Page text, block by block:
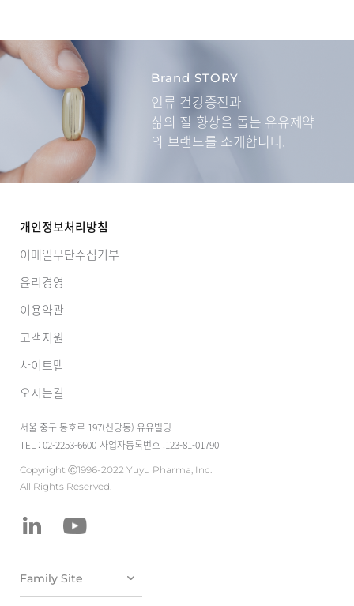
Brand STORY
인류 건강증진과
삶의 질 향상을 돕는 유유제약
의 브랜드를 소개합니다.
개인정보처리방침
이메일무단수집거부
윤리경영
이용약관
고객지원
사이트맵
오시는길
서울 중구 동호로 197(신당동) 유유빌딩
TEL : 02-2253-6600 사업자등록번호 :123-81-01790
Copyright Ⓒ1996-2022 Yuyu Pharma, Inc.
All Rights Reserved.
유유테이진메디
케어